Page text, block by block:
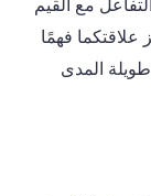
مع القيم
علاقتكما فهمًا
المدى